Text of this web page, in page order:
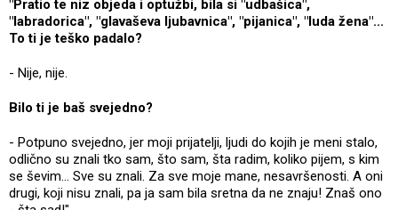
"Pratio te niz objeda i optužbi, bila si "udbašica",
"labradorica", "glavaševa ljubavnica", "pijanica", "luda žena"...
To ti je teško padalo?
- Nije, nije.
Bilo ti je baš svejedno?
- Potpuno svejedno, jer moji prijatelji, ljudi do kojih je meni stalo,
odlično su znali tko sam, što sam, šta radim, koliko pijem, s kim
se ševim... Sve su znali. Za sve moje mane, nesavršenosti. A oni
drugi, koji nisu znali, pa ja sam bila sretna da ne znaju! Znaš ono